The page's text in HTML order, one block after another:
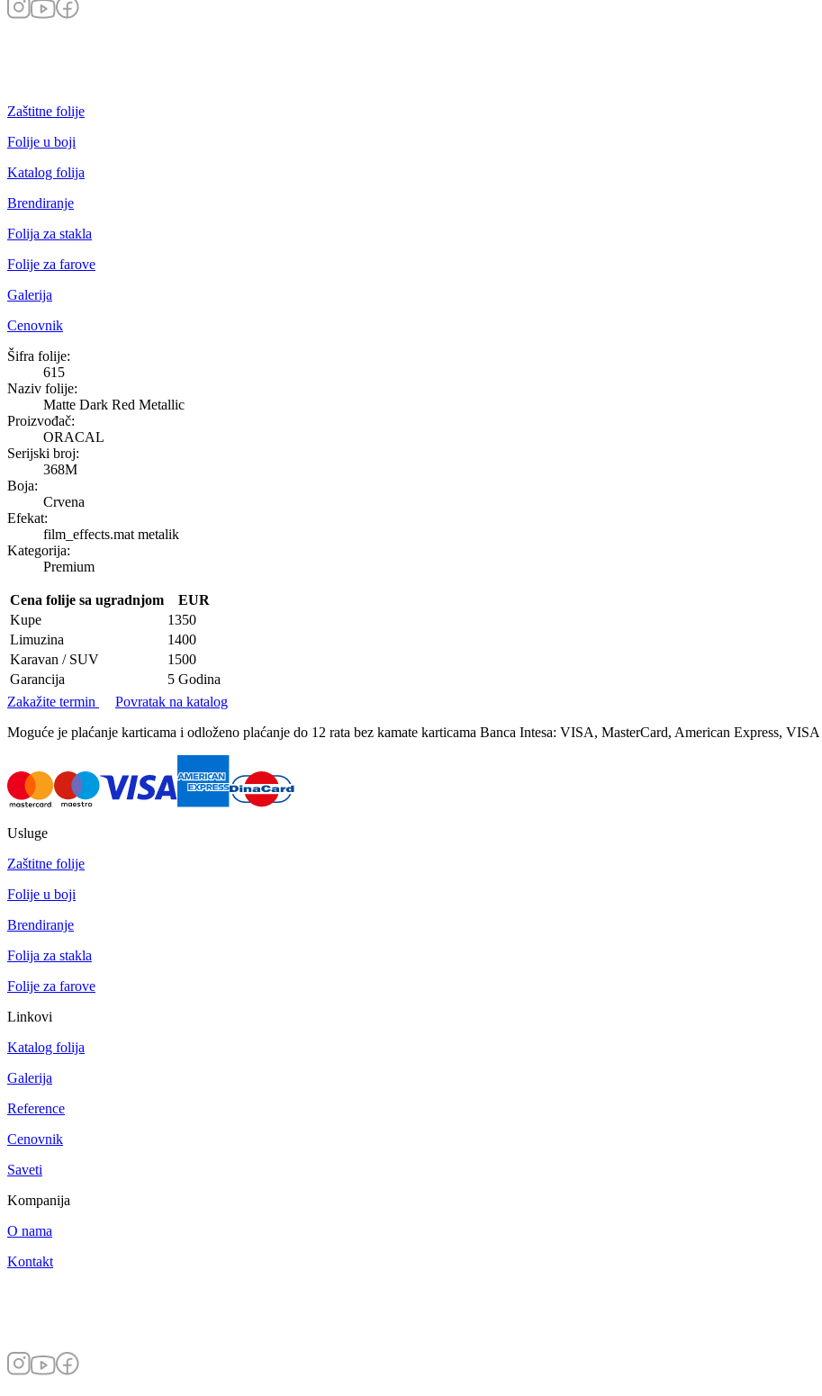
Zaštitne folije
Folije u boji
Katalog folija
Brendiranje
Folija za stakla
Folije za farove
Galerija
Cenovnik
Matte Dark Red Metallic
Šifra folije:
615
Naziv folije:
Matte Dark Red Metallic
Proizvođač:
ORACAL
Serijski broj:
368M
Boja:
Crvena
Efekat:
film_effects.mat metalik
Kategorija:
Premium
Cena folije sa ugradnjom
EUR
Kupe
1350
Limuzina
1400
Karavan / SUV
1500
Garancija
5 Godina
Zakažite termin
Povratak na katalog
Moguće je plaćanje karticama i odloženo plaćanje do 12 rata bez kamate karticama Banca Intesa: VISA, MasterCard, American Express,
Usluge
Zaštitne folije
Folije u boji
Brendiranje
Folija za stakla
Folije za farove
Linkovi
Katalog folija
Galerija
Reference
Cenovnik
Saveti
Kompanija
O nama
Kontakt